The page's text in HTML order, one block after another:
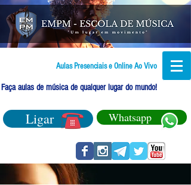
Aulas Presenciais e Online Ao Vivo
Faça aulas de música de qualquer lugar do mundo!
Ligar Whatsapp